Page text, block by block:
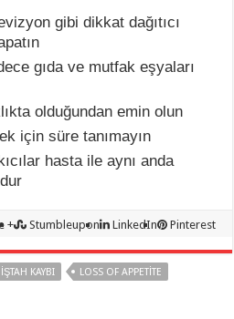
gibi dikkat dağıtıcı
gıda ve mutfak eşyaları
olduğundan emin olun
için süre tanımayın
hasta ile aynı anda
+ Stumbleupon LinkedIn Pinterest
IŞTAH KAYBI LOSS OF APPETITE